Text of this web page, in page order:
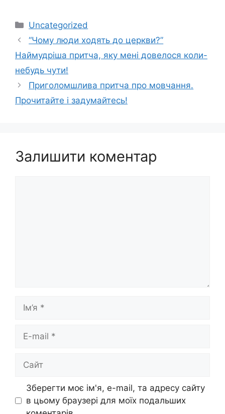
Категорії
Uncategorized
“Чому люди ходять до церкви?”
Наймудріша притча, яку мені довелося коли-
небудь чути!
Приголомшлива притча про мовчання.
Прочитайте і задумайтесь!
Залишити коментар
Ім’я
Сайт
Зберегти моє ім'я, e-mail, та адресу сайту
в цьому браузері для моїх подальших